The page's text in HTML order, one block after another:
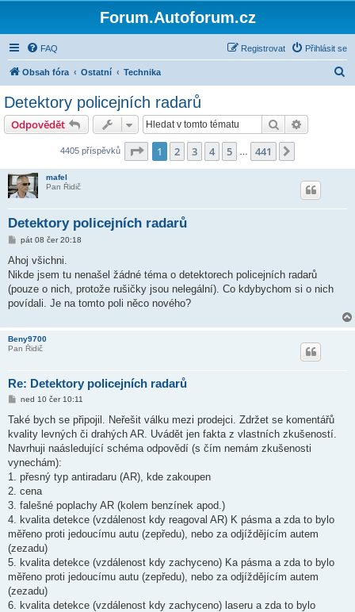
Forum.Autoforum.cz
FAQ Přihlásit se
Registrovat
Obsah fóra Ostatní Technika
Detektory policejních radarů
Odpovědět Hledat
4405 příspěvků Stránka z 441
1 2 3 4 5 441
mafel
Pan Řidič
Detektory policejních radarů
P
í
p
ě
e
pát 08 čer 20:18
Ahoj všichni.
Nikde jsem tu nenašel žádné téma o detektorech policejních radarů
(pouze o nich, protože rušičky jsou nelegální). Co kdybychom si o nich
povídali. Je na tomto poli něco nového?
Beny9700
Pan Řidič
Re: Detektory policejních radarů
P
í
p
ě
e
k
ned 10 čer 10:11
Také bych se připojil. Neřešit válku mezi prodejci. Zdržet se komentářů
kvality levných či drahých AR. Uvádět jen fakta z vlastních zkušeností.
Navrhuji naásledující schéma odpovědí (s čím nemám zkušenosti
vynechám):
1. přesný typ antiradaru (AR), kde zakoupen
2. cena
3. falešné poplachy AR (kolem benzínek apod.)
4. kvalita detekce (vzdálenost kdy reagoval AR) K pásma a zda to bylo
měřeno proti jedoucímu autu (zepředu), nebo za odjíždějícím autem
(zezadu)
5. kvalita detekce (vzdálenost kdy zachyceno) Ka pásma a zda to bylo
měřeno proti jedoucímu autu (zepředu), nebo za odjíždějícím autem
(zezadu)
6. kvalita detekce (vzdálenost kdy zachyceno) laseru a zda to bylo